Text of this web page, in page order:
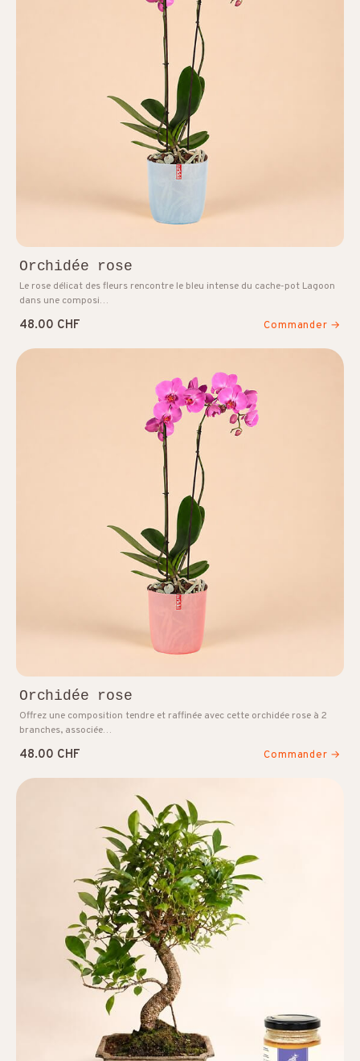
Orchidée rose
Le rose délicat des fleurs rencontre le bleu intense du cache-pot Lagoon
dans une composi…
48.00 CHF Commander →
Orchidée rose
Offrez une composition tendre et raffinée avec cette orchidée rose à 2
branches, associée…
48.00 CHF Commander →